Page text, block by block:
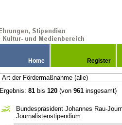
Home Register
Ergebnis: 81 bis 120 (von 961 insgesamt)
Bundespräsident Johannes Rau-
Journalistenstipendium